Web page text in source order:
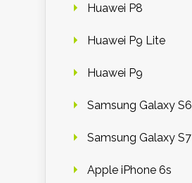
Huawei P8
Huawei P9 Lite
Huawei P9
Samsung Galaxy S6
Samsung Galaxy S7
Apple iPhone 6s